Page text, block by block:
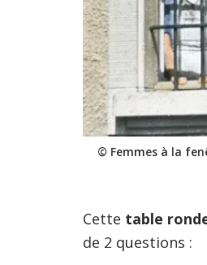
© Femmes à la
Cette table
de 2 questions :